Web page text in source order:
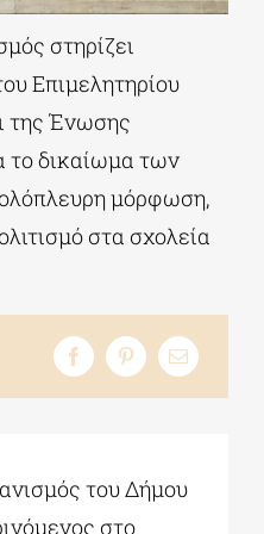
στηρίζει
Επιμελητηρίου
της Ένωσης
το δικαίωμα των
μόρφωση,
στα σχολεία
του Δήμου
στο